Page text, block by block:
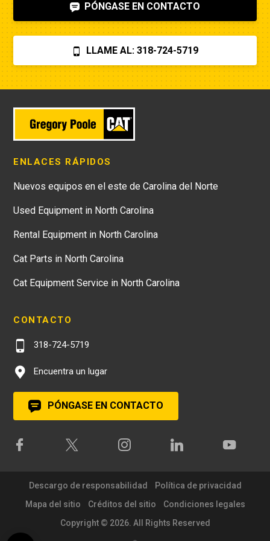
PÓNGASE EN CONTACTO
LLAME AL: 318-724-5719
ENLACES RÁPIDOS
Nuevos equipos en el este de Carolina del Norte
Used Equipment in North Carolina
Rental Equipment in North Carolina
Cat Parts in North Carolina
Cat Equipment Service in North Carolina
CONTACTO
318-724-5719
Encuentra un lugar
PÓNGASE EN CONTACTO
Descargo de responsabilidad
Política de privacidad
Mapa del sitio
Créditos del sitio
Condiciones legales
Copyright © 2026. All Rights Reserved